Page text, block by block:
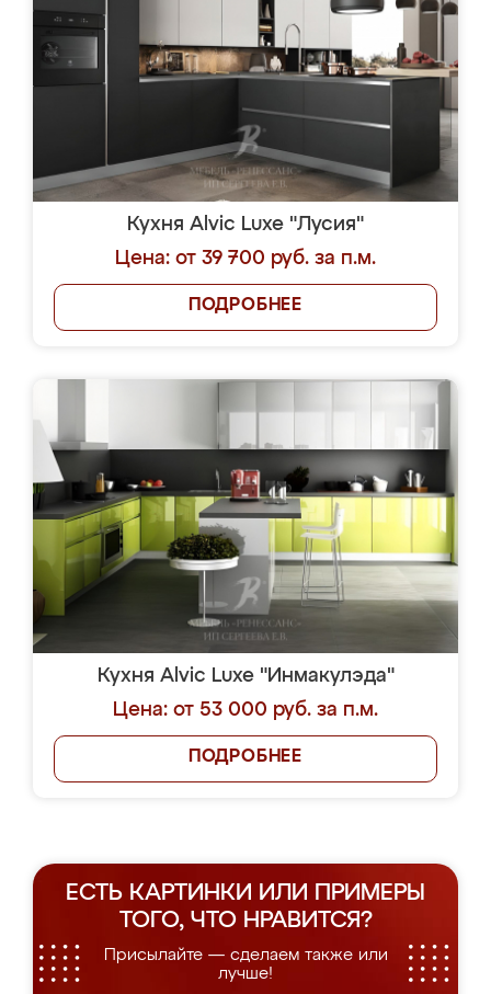
Кухня Alvic Luxe "Лусия"
Цена: от 39 700 руб. за п.м.
ПОДРОБНЕЕ
Кухня Alvic Luxe "Инмакулэда"
Цена: от 53 000 руб. за п.м.
ПОДРОБНЕЕ
ЕСТЬ КАРТИНКИ ИЛИ ПРИМЕРЫ
ТОГО, ЧТО НРАВИТСЯ?
Присылайте — сделаем также или
лучше!